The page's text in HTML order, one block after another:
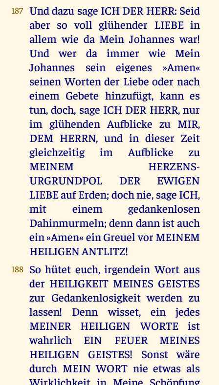
187 Und dazu sage ICH DER HERR: Seid
aber so voll glühender LIEBE in
allem wie da Mein Johannes war!
Und wer da immer wie Mein
Johannes sein eigenes »Amen«
seinen Worten der Liebe oder nach
einem Gebete hinzufügt, kann es
tun, doch, sage ICH DER HERR, nur
im glühenden Aufblicke zu MIR,
DEM HERRN, und in dieser Zeit
gleichzeitig im Aufblicke zu
MEINEM HERZENS-
URGRUNDPOL DER EWIGEN
LIEBE auf Erden; doch nie, sage ICH,
mit einem gedankenlosen
Dahinmurmeln; denn dann ist auch
ein »Amen« ein Greuel vor MEINEM
HEILIGEN ANTLITZ!
188 So hütet euch, irgendein Wort aus
der HEILIGKEIT MEINES GEISTES
zur Gedankenlosigkeit werden zu
lassen! Denn wisset, ein jedes
MEINER HEILIGEN WORTE ist
wahrlich EIN FEUER MEINES
HEILIGEN GEISTES! Sonst wäre
durch MEIN WORT nie etwas als
Wirklichkeit in Meine Schöpfung